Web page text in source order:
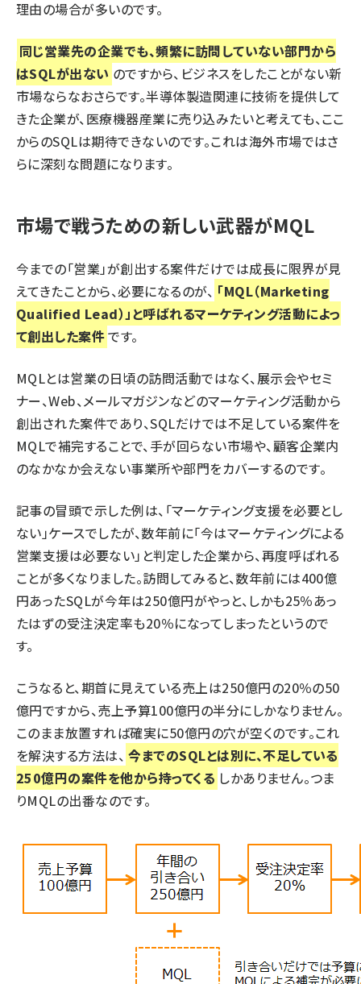
理由の場合が多いのです。
同じ営業先の企業でも、頻繁に訪問していない部門から
はSQLが出ない のですから、ビジネスをしたことがない新
市場ならなおさらです。半導体製造関連に技術を提供して
きた企業が、医療機器産業に売り込みたいと考えても、ここ
からのSQLは期待できないのです。これは海外市場ではさ
らに深刻な問題になります。
市場で戦うための新しい武器がMQL
今までの「営業」が創出する案件だけでは成長に限界が見
えてきたことから、必要になるのが、 「MQL（Marketing
Qualified Lead）」と呼ばれるマーケティング活動によっ
て創出した案件です。
MQLとは営業の日頃の訪問活動ではなく、展示会やセミ
ナー、Web、メールマガジンなどのマーケティング活動から
創出された案件であり、SQLだけでは不足している案件を
MQLで補完することで、手が回らない市場や、顧客企業内
のなかなか会えない事業所や部門をカバーするのです。
記事の冒頭で示した例は、「マーケティング支援を必要とし
ない」ケースでしたが、数年前に「今はマーケティングによる
営業支援は必要ない」と判定した企業から、再度呼ばれる
ことが多くなりました。訪問してみると、数年前には400億
円あったSQLが今年は250億円がやっと、しかも25％あっ
たはずの受注決定率も20％になってしまったというので
す。
こうなると、期首に見えている売上は250億円の20％の50
億円ですから、売上予算100億円の半分にしかなりません。
このまま放置すれば確実に50億円の穴が空くのです。これ
を解決する方法は、 今までのSQLとは別に、不足している
250億円の案件を他から持ってくる しかありません。つま
りMQLの出番なのです。